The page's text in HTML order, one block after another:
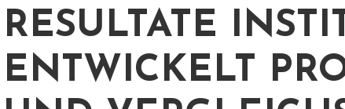
RESULTATE
ENTWICKELT